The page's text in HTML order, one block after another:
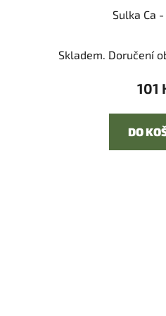
Sulka Ca
Skladem. Doručení
101
DO